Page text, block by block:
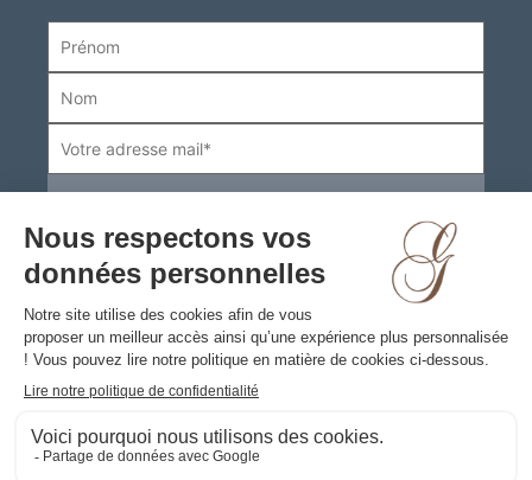
Boutiques
Informations pratiques
Contact